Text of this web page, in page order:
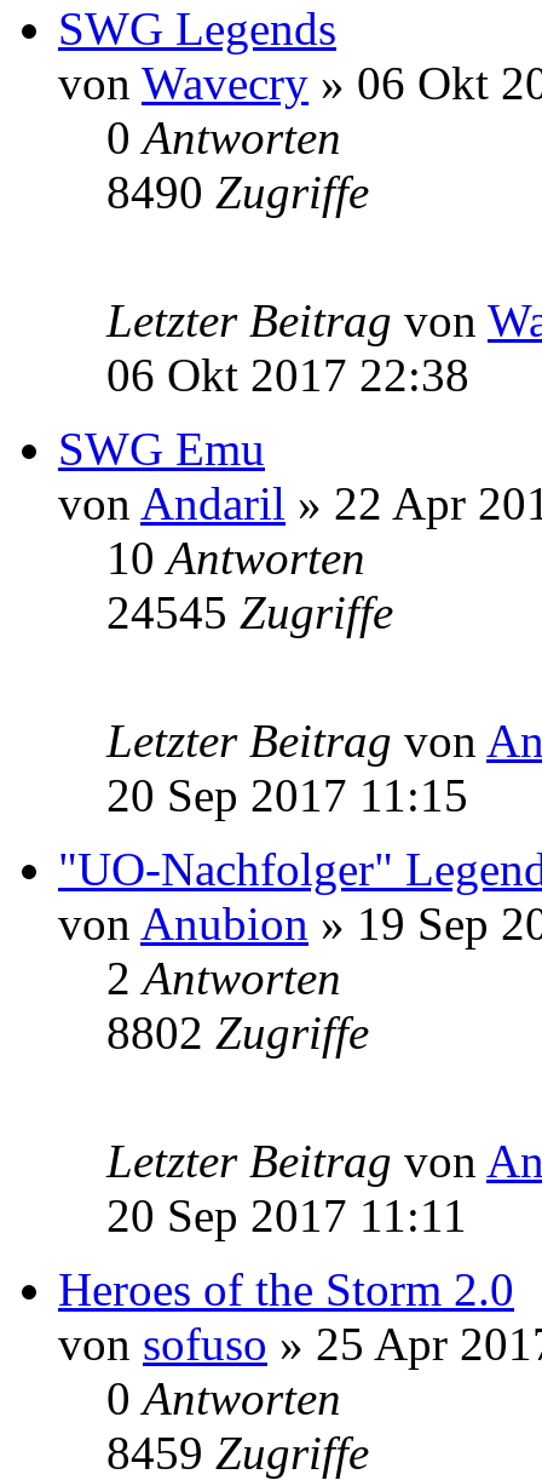
SWG Legends
von Wavecry » 06 Okt
0Antworten
8490 Zugriffe
Letzter Beitrag von
06 Okt 2017 22:38
SWG Emu
von Andaril » 22 Apr
10Antworten
24545 Zugriffe
Letzter Beitrag von
20 Sep 2017 11:15
"UO-Nachfolger"
von Anubion » 19 Sep
2Antworten
8802 Zugriffe
Letzter Beitrag von
20 Sep 2017 11:11
Heroes of the Storm 2.0
von sofuso » 25 Apr
0Antworten
8459 Zugriffe